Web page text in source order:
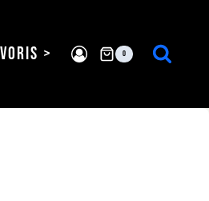
> 0